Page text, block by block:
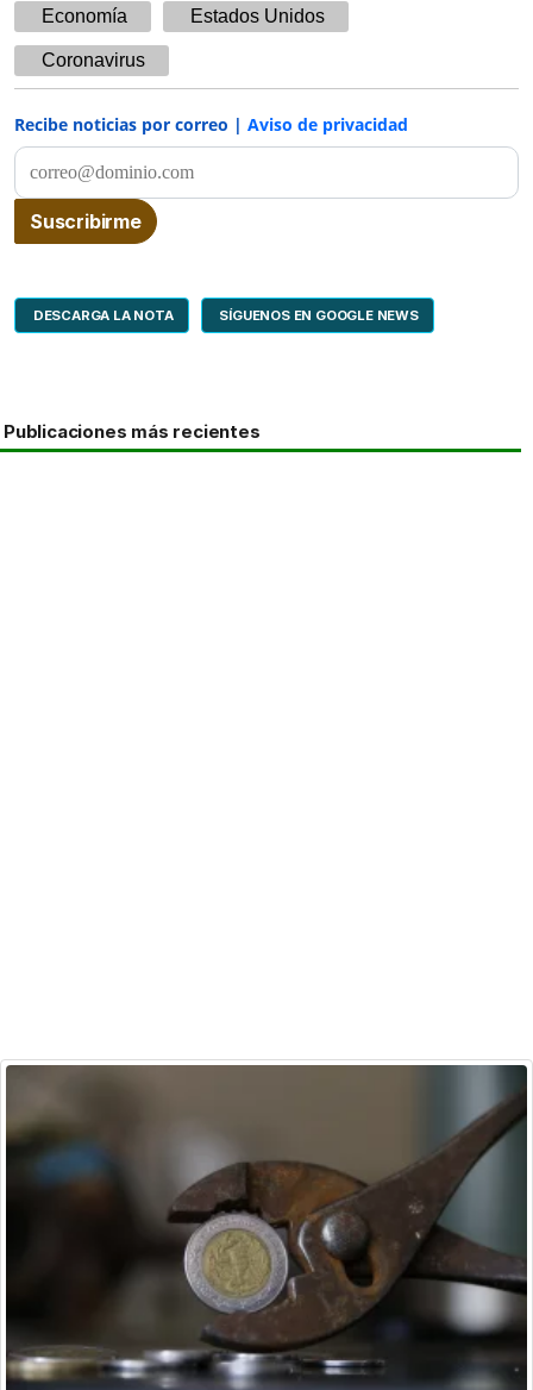
Economía Estados Unidos
Coronavirus
Recibe noticias por correo | Aviso de privacidad
DESCARGA LA NOTA SÍGUENOS EN GOOGLE NEWS
Publicaciones más recientes